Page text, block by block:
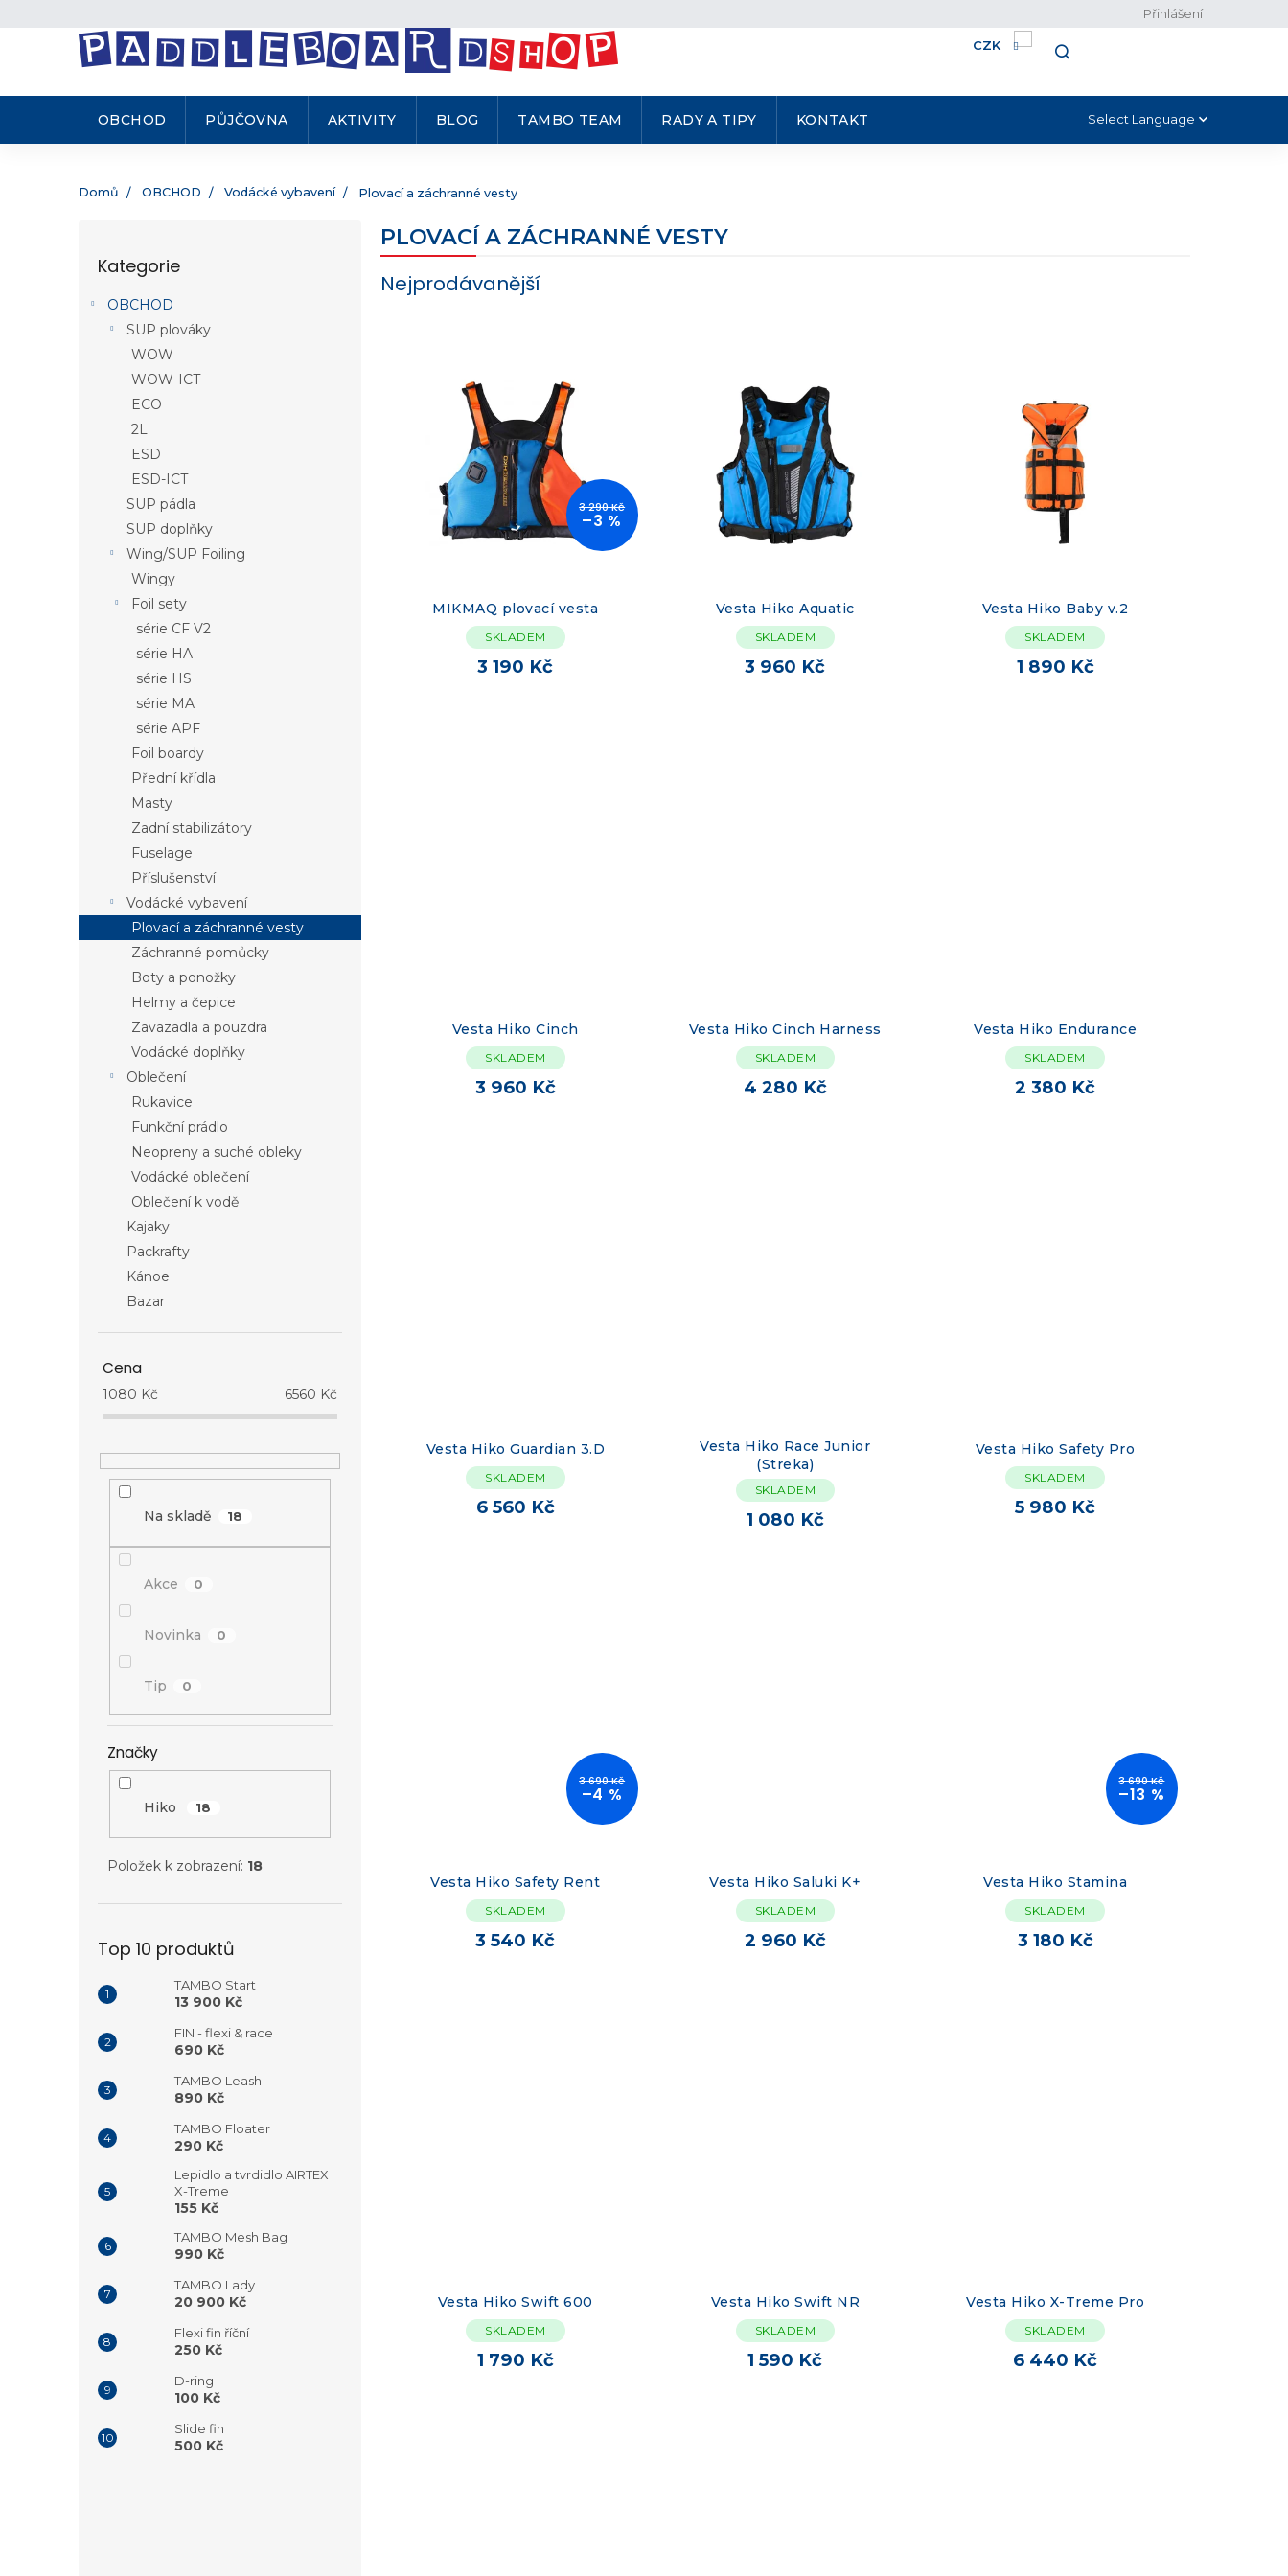
Přejít
Select Language ▼
CZK
Přihlášení
KOŠÍK
OBCHOD PŮJČOVNA AKTIVITY BLOG TAMBO TEAM RADY A TIPY KONTAKT
Domů OBCHOD Vodácké vybavení Plovací a záchranné vesty
Přeskočit
kategorie
Kategorie
OBCHOD
SUP plováky
WOW
WOW-ICT
ECO
2L
ESD
ESD-ICT
SUP pádla
SUP doplňky
Wing/SUP Foiling
Wingy
Foil sety
série CF V2
série HA
série HS
série MA
série APF
Foil boardy
Přední křídla
Masty
Zadní stabilizátory
Fuselage
Příslušenství
Vodácké vybavení
Plovací a záchranné vesty
Záchranné pomůcky
Boty a ponožky
Helmy a čepice
Zavazadla a pouzdra
Vodácké doplňky
Oblečení
Rukavice
Funkční prádlo
Neopreny a suché obleky
Vodácké oblečení
Oblečení k vodě
Kajaky
Packrafty
Kánoe
Bazar
Cena
1080 Kč 6560 Kč
Na skladě 18
Akce 0
Novinka 0
Tip 0
Značky
Hiko 18
Položek k zobrazení: 18
Top 10 produktů
TAMBO Start
13 900 Kč
FIN - flexi & race
690 Kč
TAMBO Leash
890 Kč
TAMBO Floater
290 Kč
Lepidlo a tvrdidlo AIRTEX
X-Treme
155 Kč
TAMBO Mesh Bag
990 Kč
TAMBO Lady
20 900 Kč
Flexi fin říční
250 Kč
D-ring
100 Kč
Slide fin
500 Kč
PLOVACÍ A ZÁCHRANNÉ VESTY
Nejprodávanější
3 290 Kč
–3 %
MIKMAQ plovací vesta
SKLADEM
3 190 Kč
Vesta Hiko Aquatic
SKLADEM
3 960 Kč
Vesta Hiko Baby v.2
SKLADEM
1 890 Kč
Vesta Hiko Cinch
SKLADEM
3 960 Kč
Vesta Hiko Cinch Harness
SKLADEM
4 280 Kč
Vesta Hiko Endurance
SKLADEM
2 380 Kč
Vesta Hiko Guardian 3.D
SKLADEM
6 560 Kč
Vesta Hiko Race Junior
(Streka)
SKLADEM
1 080 Kč
Vesta Hiko Safety Pro
SKLADEM
5 980 Kč
3 690 Kč
–4 %
Vesta Hiko Safety Rent
SKLADEM
3 540 Kč
Vesta Hiko Saluki K+
SKLADEM
2 960 Kč
3 690 Kč
–13 %
Vesta Hiko Stamina
SKLADEM
3 180 Kč
Vesta Hiko Swift 600
SKLADEM
1 790 Kč
Vesta Hiko Swift NR
SKLADEM
1 590 Kč
Vesta Hiko X-Treme Pro
SKLADEM
6 440 Kč